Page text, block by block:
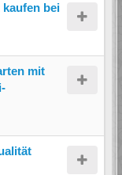
bei
mit